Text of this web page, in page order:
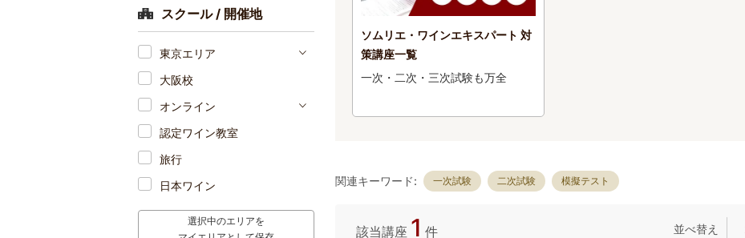
スクール / 開催地
東京エリア
大阪校
オンライン
認定ワイン教室
旅行
日本ワイン
選択中のエリアを
ソムリエ・ワインエキスパート 対
策講座一覧
一次・二次・三次試験も万全
関連キーワード: 一次試験 二次試験 模擬テスト
該当講座 1 件 並べ替え